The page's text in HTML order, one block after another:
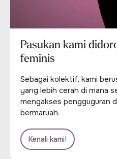
Pasukan kami
feminis
Sebagai kolektif, kami
yang lebih cerah di mana
mengakses pengguguran
bermaruah.
Kenali kami!